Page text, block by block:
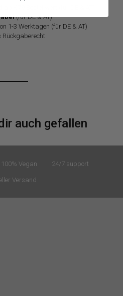
(für DE & AT)
1-3 Werktagen (für DE & AT)
Rückgaberecht
auch gefallen
100% Vegan 24/7 support
Versand